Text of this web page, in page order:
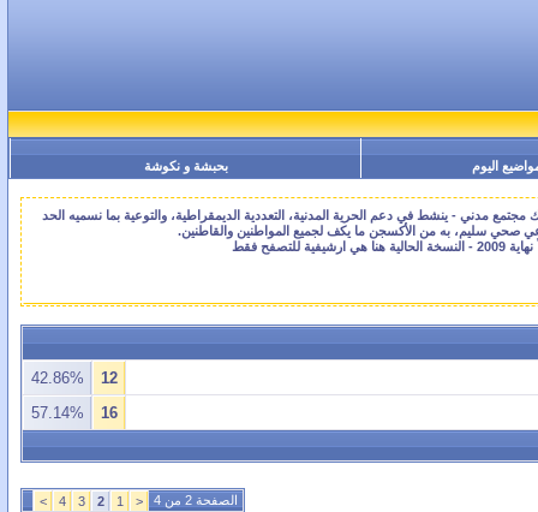
اليوم بحبشة و نكوشة
مدني - ينشط في دعم الحرية المدنية، التعددية الديمقراطية، والتوعية بما نسميه الحد
صحي سليم، به من الأكسجن ما يكف لجميع المواطنين والقاطنين.
12
42.86%
16
57.14%
الصفحة 2 من 4 <
1
2
3
4
>